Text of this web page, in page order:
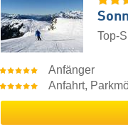
Top-
Anfänger
Anfahrt,